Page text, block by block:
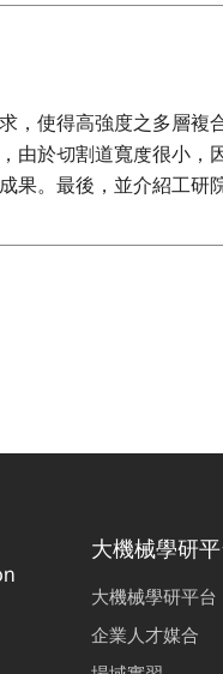
，使得高強度之多層複
於切割道寬度很小，
果。最後，並介紹工研
大機械學研
大機械學研平台
企業人才媒合